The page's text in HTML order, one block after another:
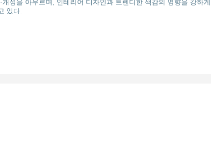
개성을 아우르며, 인테리어 디자인과 트렌디한 색감의 영향을 강하
있다.